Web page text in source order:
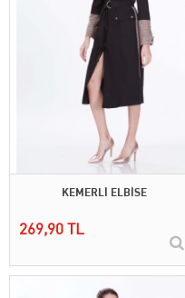
KEMERLİ ELBİSE
269,90 TL